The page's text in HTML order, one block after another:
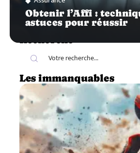
Obtenir l’Affi :
astuces pour réussir
Recherche
Les immanquables